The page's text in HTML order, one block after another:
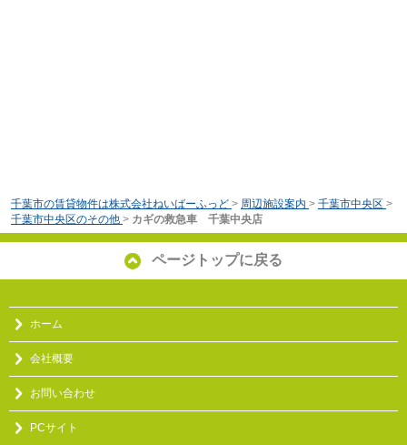
千葉市の賃貸物件は株式会社ねいばーふっど > 周辺施設案内 > 千葉市中央区 >
千葉市中央区のその他 > カギの救急車 千葉中央店
ページトップに戻る
ホーム
会社概要
お問い合わせ
PCサイト